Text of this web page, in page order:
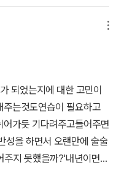
것이라면 그것은 어리광
전에 늦잠을 자는 바람
편이 퇴근해서는 ‘아침에
께 하는 사람이 없다는 것
나를 책망하는 것도 비아냥
담담하게 내게 말한 거야.
도 감정을 솔직하고 담담
어.” Pp64-65 대부분의 부
은 말을 하는 경우는 드뭅
음 깊은 곳에 있습니다. 그
되었는지에 대한 고민이
는것도연습이 필요하고
가듯 기다려주고들어주면
성을 하면서 오랜만에 술술
주지 못했을까?'내년이면